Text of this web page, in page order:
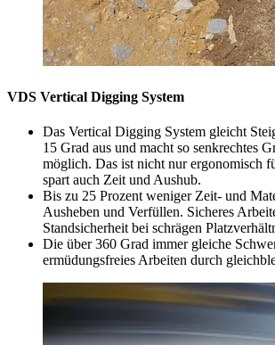
VDS Vertical Digging System
Das Vertical Digging System gleicht
15 Grad aus und macht so senkrechtes
möglich. Das ist nicht nur ergonomisch
spart auch Zeit und Aushub.
Bis zu 25 Prozent weniger Zeit- und
Ausheben und Verfüllen. Sicheres
Standsicherheit bei schrägen
Die über 360 Grad immer gleiche
ermüdungsfreies Arbeiten durch